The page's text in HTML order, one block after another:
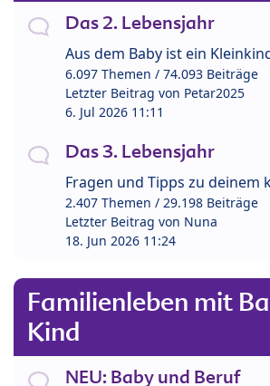
Das 2. Lebensjahr
Aus dem Baby ist ein
6.097 Themen / 74.093 Beiträge
Letzter Beitrag von Petar2025
6. Jul 2026 11:11
Das 3. Lebensjahr
Fragen und Tipps zu deinem
2.407 Themen / 29.198 Beiträge
Letzter Beitrag von Nuna
18. Jun 2026 11:24
Familienleben mit
Kind
NEU: Baby und Beruf